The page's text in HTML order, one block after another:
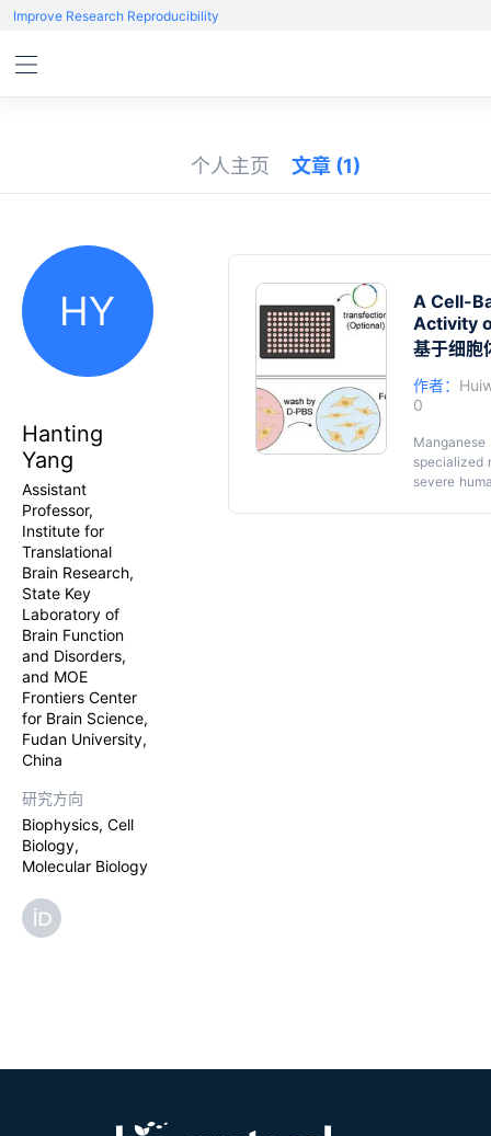
Improve Research Reproducibility
个人主页 文章 (1)
HY
Hanting
Yang
Assistant
Professor,
Institute for
Translational
Brain Research,
State Key
Laboratory of
Brain Function
and Disorders,
and MOE
Frontiers Center
for Brain Science,
Fudan University,
China
研究方向
Biophysics, Cell
Biology,
Molecular Biology
A Cell-
Activity
基于细胞
作者：
0
specialized
severe